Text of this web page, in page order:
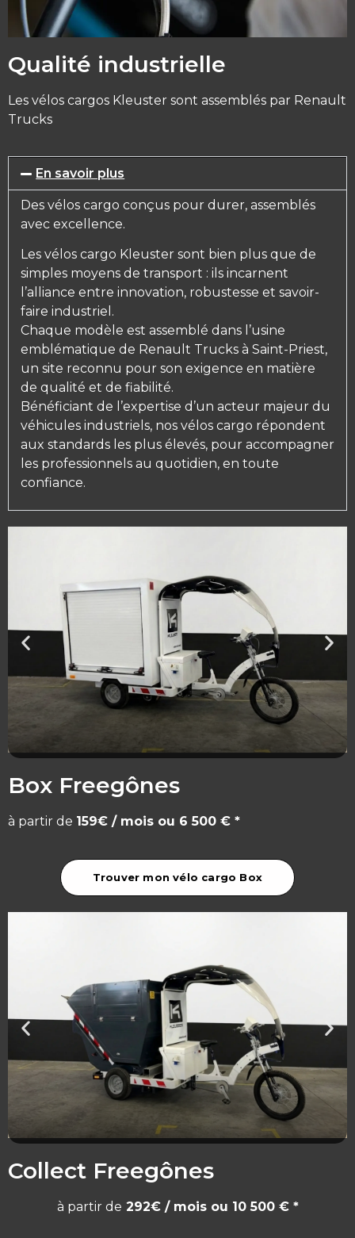
Qualité industrielle
Les vélos cargos Kleuster sont assemblés par Renault
Trucks
En savoir plus
Des vélos cargo conçus pour durer, assemblés
avec excellence.
Les vélos cargo Kleuster sont bien plus que de
simples moyens de transport : ils incarnent
l’alliance entre innovation, robustesse et savoir-
faire industriel.
Chaque modèle est assemblé dans l’usine
emblématique de Renault Trucks à Saint-Priest,
un site reconnu pour son exigence en matière
de qualité et de fiabilité.
Bénéficiant de l’expertise d’un acteur majeur du
véhicules industriels, nos vélos cargo répondent
aux standards les plus élevés, pour accompagner
les professionnels au quotidien, en toute
confiance.
Box Freegônes
à partir de 159€ / mois ou 6 500 € *
Trouver mon vélo cargo Box
Collect Freegônes
à partir de 292€ / mois ou 10 500 €*